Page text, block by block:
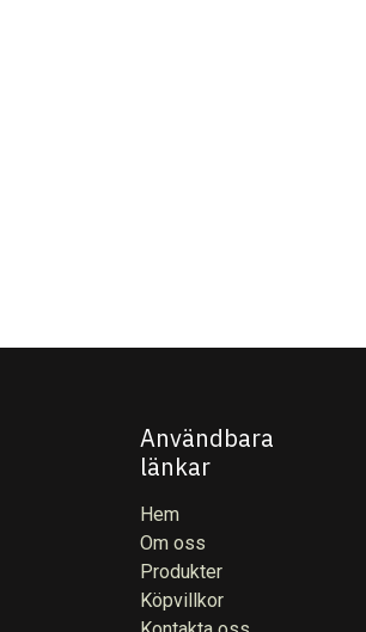
Användbara
länkar
Hem
Om oss
Produkter
Köpvillkor